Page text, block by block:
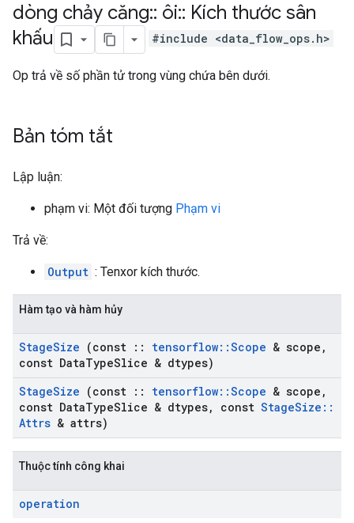
dòng chảy căng:: ôi:: Kích thước sân
khấu
#include <data_flow_ops.h>
Op trả về số phần tử trong vùng chứa bên dưới.
Bản tóm tắt
Lập luận:
phạm vi: Một đối tượng Phạm vi
Trả về:
Output : Tenxor kích thước.
Hàm tạo và hàm hủy
StageSize (const :: tensorflow::Scope & scope ,
const DataTypeSlice & dtypes)
StageSize (const :: tensorflow::Scope & scope ,
const DataTypeSlice & dtypes, const StageSize ::
Attrs & attrs)
Thuộc tính công khai
operation